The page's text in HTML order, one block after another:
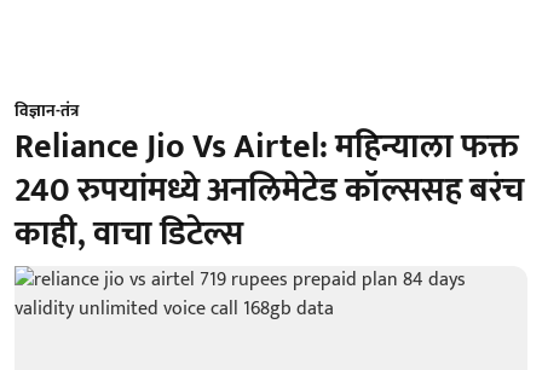
विज्ञान-तंत्र
Reliance Jio Vs Airtel: महिन्याला फक्त
240 रुपयांमध्ये अनलिमेटेड कॉल्ससह बरंच
काही, वाचा डिटेल्स